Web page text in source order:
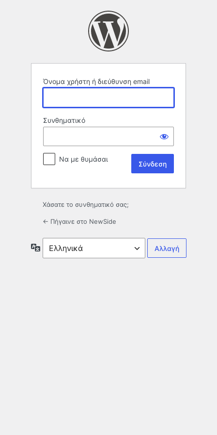
Όνομα χρήστη ή διεύθυνση email
Συνθηματικό
Να με θυμάσαι
Χάσατε το συνθηματικό σας;
← Πήγαινε στο NewSide
Γλώσσα